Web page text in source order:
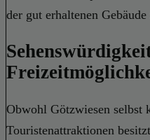
der gut erhaltenen Gebäude
Obwohl Götzwiesen selbst
Touristenattraktionen